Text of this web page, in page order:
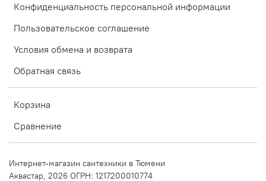
Конфиденциальность персональной информации
Пользовательское соглашение
Условия обмена и возврата
Обратная связь
Корзина
Сравнение
Интернет-магазин сантехники в Тюмени
Аквастар, 2026 ОГРН: 1217200010774